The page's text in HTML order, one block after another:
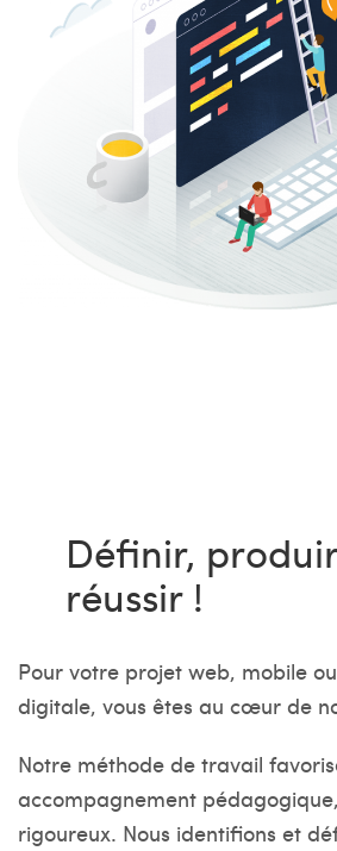
Définir,
réussir !
Pour votre projet web, mobile
digitale, vous êtes au cœur de
Notre méthode de travail
accompagnement
rigoureux. Nous identifions et